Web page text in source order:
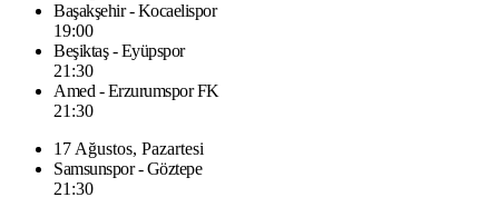
Başakşehir - Kocaelispor
19:00
Beşiktaş - Eyüpspor
21:30
Amed - Erzurumspor FK
21:30
17 Ağustos, Pazartesi
Samsunspor - Göztepe
21:30